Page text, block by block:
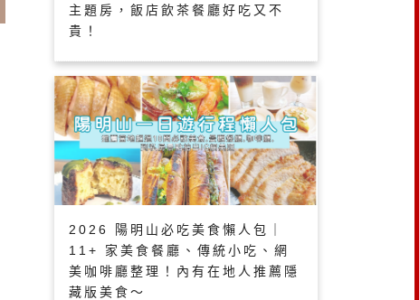
主題房，飯店飲茶餐廳好吃又不
貴！
2026 陽明山必吃美食懶人包｜
11+ 家美食餐廳、傳統小吃、網
美咖啡廳整理！內有在地人推薦隱
藏版美食～